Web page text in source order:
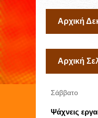
Αρχική
Αρχική
Σάββατο
Ψάχνεις